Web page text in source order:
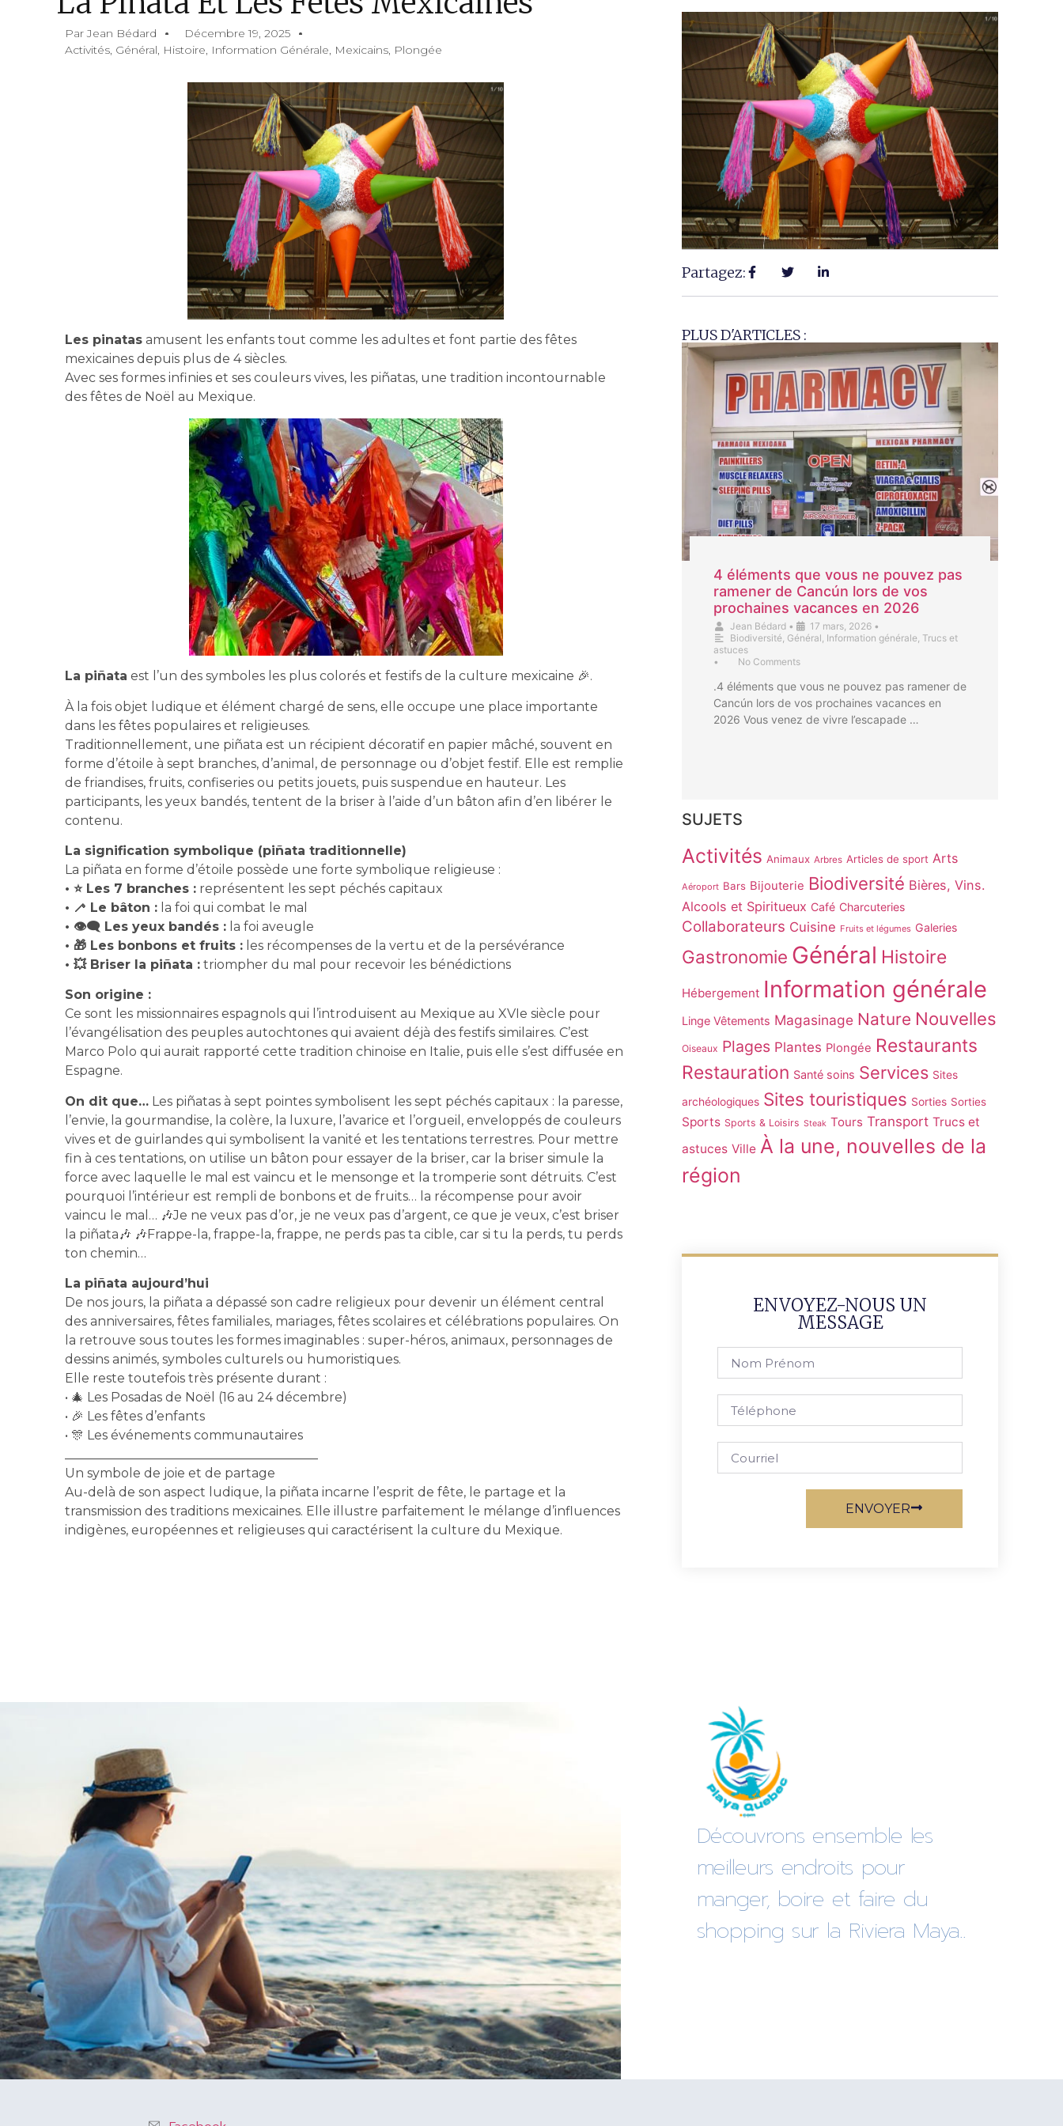
ParJean Bédard
Décembre 19, 2025
Activités, Général, Histoire, Information Générale, Mexicains, Plongée
Les pinatas amusent les enfants tout comme les adultes et font partie des fêtes
mexicaines depuis plus de 4 siècles.
Avec ses formes infinies et ses couleurs vives, les piñatas, une tradition incontournable
des fêtes de Noël au Mexique.
La piñata est l’un des symboles les plus colorés et festifs de la culture mexicaine 🎉.
À la fois objet ludique et élément chargé de sens, elle occupe une place importante
dans les fêtes populaires et religieuses.
Traditionnellement, une piñata est un récipient décoratif en papier mâché, souvent en
forme d’étoile à sept branches, d’animal, de personnage ou d’objet festif. Elle est remplie
de friandises, fruits, confiseries ou petits jouets, puis suspendue en hauteur. Les
participants, les yeux bandés, tentent de la briser à l’aide d’un bâton afin d’en libérer le
contenu.
La signification symbolique (piñata traditionnelle)
La piñata en forme d’étoile possède une forte symbolique religieuse :
• ⭐ Les 7 branches : représentent les sept péchés capitaux
• 🦯 Le bâton : la foi qui combat le mal
• 👁️‍🗨️ Les yeux bandés : la foi aveugle
• 🎁 Les bonbons et fruits : les récompenses de la vertu et de la persévérance
• 💥 Briser la piñata : triompher du mal pour recevoir les bénédictions
Son origine :
Ce sont les missionnaires espagnols qui l’introduisent au Mexique au XVIe siècle pour
l’évangélisation des peuples autochtones qui avaient déjà des festifs similaires. C’est
Marco Polo qui aurait rapporté cette tradition chinoise en Italie, puis elle s’est diffusée en
Espagne.
On dit que… Les piñatas à sept pointes symbolisent les sept péchés capitaux : la paresse,
l’envie, la gourmandise, la colère, la luxure, l’avarice et l’orgueil, enveloppés de couleurs
vives et de guirlandes qui symbolisent la vanité et les tentations terrestres. Pour mettre
fin à ces tentations, on utilise un bâton pour essayer de la briser, car la briser simule la
force avec laquelle le mal est vaincu et le mensonge et la tromperie sont détruits. C’est
pourquoi l’intérieur est rempli de bonbons et de fruits… la récompense pour avoir
vaincu le mal… 🎶Je ne veux pas d’or, je ne veux pas d’argent, ce que je veux, c’est briser
la piñata🎶 🎶Frappe-la, frappe-la, frappe, ne perds pas ta cible, car si tu la perds, tu perds
ton chemin…
La piñata aujourd’hui
De nos jours, la piñata a dépassé son cadre religieux pour devenir un élément central
des anniversaires, fêtes familiales, mariages, fêtes scolaires et célébrations populaires. On
la retrouve sous toutes les formes imaginables : super-héros, animaux, personnages de
dessins animés, symboles culturels ou humoristiques.
Elle reste toutefois très présente durant :
• 🎄 Les Posadas de Noël (16 au 24 décembre)
• 🎉 Les fêtes d’enfants
• 🎊 Les événements communautaires
Un symbole de joie et de partage
Au-delà de son aspect ludique, la piñata incarne l’esprit de fête, le partage et la
transmission des traditions mexicaines. Elle illustre parfaitement le mélange d’influences
indigènes, européennes et religieuses qui caractérisent la culture du Mexique.
Partagez:
PLUS D'ARTICLES :
4 éléments que vous ne pouvez pas
ramener de Cancún lors de vos
prochaines vacances en 2026
Jean Bédard • 17 mars, 2026 •
Biodiversité, Général, Information générale, Trucs et
astuces
•
No Comments
.4 éléments que vous ne pouvez pas ramener de
Cancún lors de vos prochaines vacances en
2026 Vous venez de vivre l’escapade …
SUJETS
Activités Animaux Arbres Articles de sport Arts
Aéroport Bars Bijouterie Biodiversité Bières, Vins.
Alcools et Spiritueux Café Charcuteries
Collaborateurs Cuisine Fruits et légumes Galeries
Gastronomie Général Histoire
Hébergement Information générale
Linge Vêtements Magasinage Nature Nouvelles
Oiseaux Plages Plantes Plongée Restaurants
Restauration Santé soins Services Sites
archéologiques Sites touristiques Sorties Sorties
Sports Sports & Loisirs Steak Tours Transport Trucs et
astuces Ville À la une, nouvelles de la
région
ENVOYEZ-NOUS UN
MESSAGE
ENVOYER
Découvrons ensemble les
meilleurs endroits pour
manger, boire et faire du
shopping sur la Riviera Maya..